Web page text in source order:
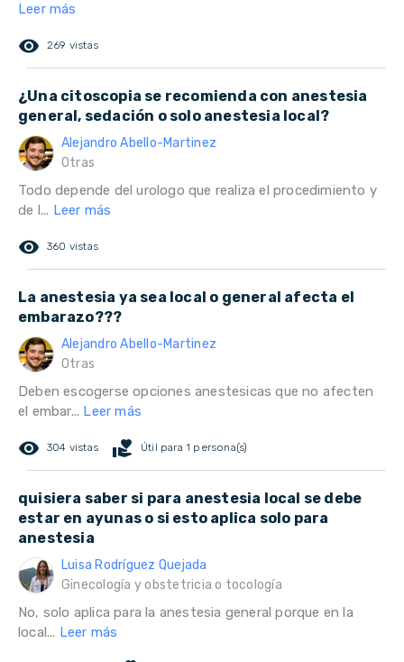
Leer más
remove_red_eye 269 vistas
¿Una citoscopia se recomienda con anestesia
general, sedación o solo anestesia local?
Alejandro Abello-Martinez
Otras
Todo depende del urologo que realiza el procedimiento y
de l... Leer más
remove_red_eye 360 vistas
La anestesia ya sea local o general afecta el
embarazo???
Alejandro Abello-Martinez
Otras
Deben escogerse opciones anestesicas que no afecten
el embar... Leer más
remove_red_eye 304 vistas volunteer_activism Útil para 1 persona(s)
quisiera saber si para anestesia local se debe
estar en ayunas o si esto aplica solo para
anestesia
Luisa Rodríguez Quejada
Ginecología y obstetricia o tocología
No, solo aplica para la anestesia general porque en la
local... Leer más